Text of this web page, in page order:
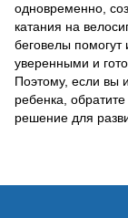
одновременно,
катания на
беговелы помогут
уверенными и
Поэтому, если вы
ребенка,
решение для